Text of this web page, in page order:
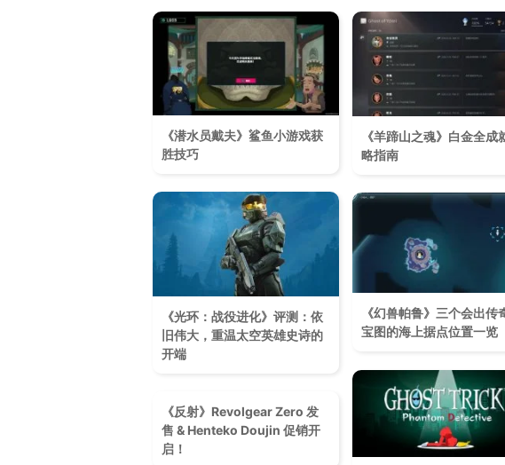
《潜水员戴夫》鲨鱼小游戏获
胜技巧
《羊蹄山之魂》白金全成
略指南
《光环：战役进化》评测：依
旧伟大，重温太空英雄史诗的
开端
《幻兽帕鲁》三个会出传
宝图的海上据点位置一览
《反射》Revolgear Zero 发
售 & Henteko Doujin 促销开
启！